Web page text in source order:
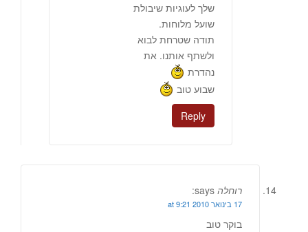
שלך לעוגיות שיבולת
שועל מלוחות.
תודה שטרחת לבוא
ולשתף אותנו. את
נהדרת
שבוע טוב
Reply
רוחלה says:
17 בינואר 2010 at 9:21
בוקר טוב